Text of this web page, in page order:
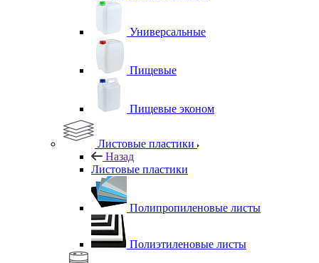
Универсальные
Пищевые
Пищевые эконом
Листовые пластики
Назад
Листовые пластики
Полипропиленовые листы
Полиэтиленовые листы